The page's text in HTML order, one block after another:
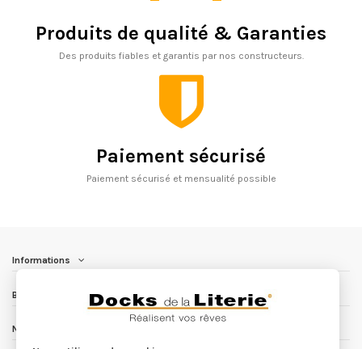
Produits de qualité & Garanties
Des produits fiables et garantis par nos constructeurs.
Paiement sécurisé
Paiement sécurisé et mensualité possible
Informations
Besoin d'aide ?
Nous contacter